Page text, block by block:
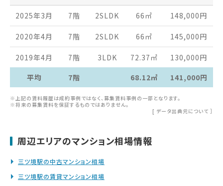
2025年3月 7階 2SLDK 66 ㎡ 148,000円
2020年4月 7階 2SLDK 66 ㎡ 145,000円
2019年4月 7階 3LDK 72.37 ㎡ 130,000円
平均
7階 68.12㎡ 141,000円
※上記の賃料履歴は成約事例ではなく、募集賃料事例の一部となります。
※将来の募集賃料を保証するものではありません。
[ データ出典元について ］
周辺エリアのマンション相場情報
三ツ境駅の中古マンション相場
三ツ境駅の賃貸マンション相場